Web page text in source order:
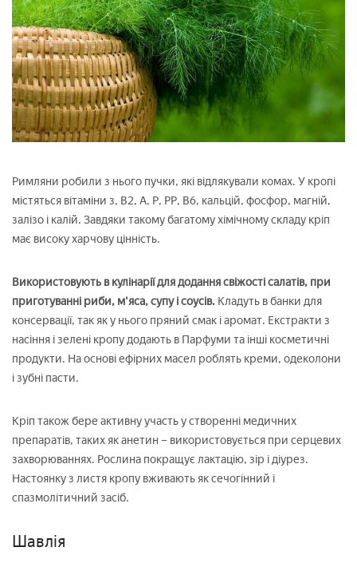
Римляни робили з нього пучки, які відлякували комах. У кропі
містяться вітаміни з, В2, А, Р, РР, В6, кальцій, фосфор, магній,
залізо і калій. Завдяки такому багатому хімічному складу кріп
має високу харчову цінність.
Використовують в кулінарії для додання свіжості салатів, при
приготуванні риби, м'яса, супу і соусів. Кладуть в банки для
консервації, так як у нього пряний смак і аромат. Екстракти з
насіння і зелені кропу додають в Парфуми та інші косметичні
продукти. На основі ефірних масел роблять креми, одеколони
і зубні пасти.
Кріп також бере активну участь у створенні медичних
препаратів, таких як анетин – використовується при серцевих
захворюваннях. Рослина покращує лактацію, зір і діурез.
Настоянку з листя кропу вживають як сечогінний і
спазмолітичний засіб.
Шавлія